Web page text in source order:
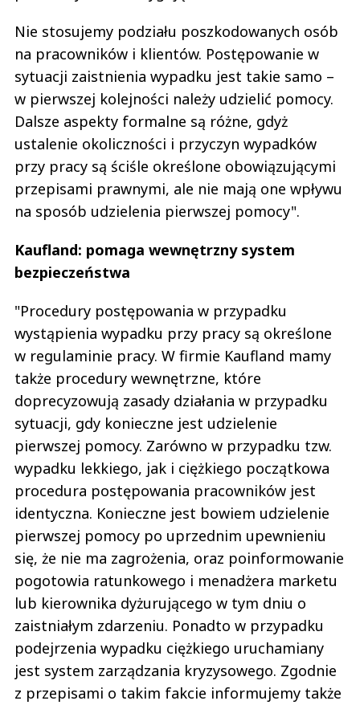
Nie stosujemy podziału poszkodowanych osób
na pracowników i klientów. Postępowanie w
sytuacji zaistnienia wypadku jest takie samo –
w pierwszej kolejności należy udzielić pomocy.
Dalsze aspekty formalne są różne, gdyż
ustalenie okoliczności i przyczyn wypadków
przy pracy są ściśle określone obowiązującymi
przepisami prawnymi, ale nie mają one wpływu
na sposób udzielenia pierwszej pomocy".
Kaufland: pomaga wewnętrzny system
bezpieczeństwa
"Procedury postępowania w przypadku
wystąpienia wypadku przy pracy są określone
w regulaminie pracy. W firmie Kaufland mamy
także procedury wewnętrzne, które
doprecyzowują zasady działania w przypadku
sytuacji, gdy konieczne jest udzielenie
pierwszej pomocy. Zarówno w przypadku tzw.
wypadku lekkiego, jak i ciężkiego początkowa
procedura postępowania pracowników jest
identyczna. Konieczne jest bowiem udzielenie
pierwszej pomocy po uprzednim upewnieniu
się, że nie ma zagrożenia, oraz poinformowanie
pogotowia ratunkowego i menadżera marketu
lub kierownika dyżurującego w tym dniu o
zaistniałym zdarzeniu. Ponadto w przypadku
podejrzenia wypadku ciężkiego uruchamiany
jest system zarządzania kryzysowego. Zgodnie
z przepisami o takim fakcie informujemy także